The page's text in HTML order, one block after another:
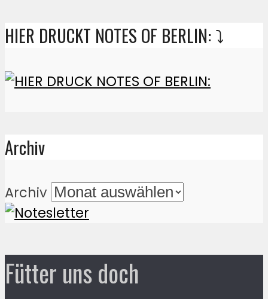
HIER DRUCKT NOTES OF BERLIN: ⤵️
Archiv
Archiv
Fütter uns doch